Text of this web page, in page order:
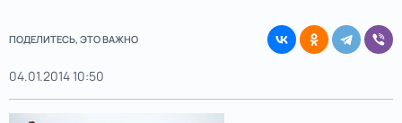
ПОДЕЛИТЕСЬ, ЭТО ВАЖНО
04.01.2014 10:50